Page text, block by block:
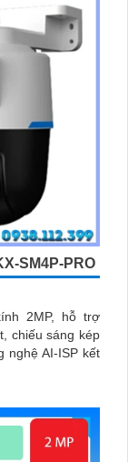
SM4P-PRO
2MP, hỗ trợ
chiếu sáng kép